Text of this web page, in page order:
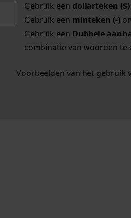
Gebruik een dollarteken ($)
Gebruik een minteken (-)
Gebruik een Dubbele
combinatie van woorden te
Voorbeelden van het gebruik